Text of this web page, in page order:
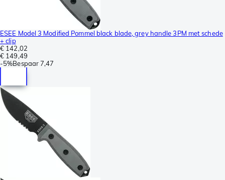
ESEE Model 3 Modified Pommel black blade, grey handle 3PM met schede
+ clip
€ 142,02
€ 149,49
-5%Bespaar7,47